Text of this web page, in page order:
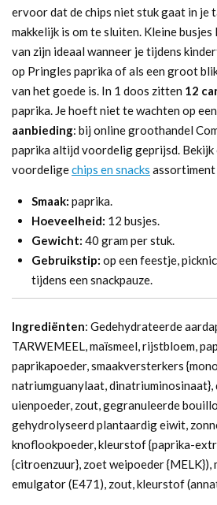
ervoor dat de chips niet stuk gaat in je
makkelijk is om te sluiten. Kleine
van zijn ideaal wanneer je tijdens
op Pringles paprika of als een groot
van het goede is. In 1 doos zitten 12
paprika. Je hoeft niet te wachten op
aanbieding: bij online groothandel
paprika altijd voordelig geprijsd. Bekijk
voordeligechips en snacks assortiment
Smaak: paprika.
Hoeveelheid: 12 busjes.
Gewicht: 40 gram per stuk.
Gebruikstip: op een feestje,
tijdens een snackpauze.
Ingrediënten: Gedehydrateerde
TARWEMEEL, maïsmeel, rijstbloem,
paprikapoeder, smaakversterkers
natriumguanylaat, dinatriuminosinaat},
uienpoeder, zout, gegranuleerde
gehydrolyseerd plantaardig eiwit,
knoflookpoeder, kleurstof {paprika-
{citroenzuur}, zoet weipoeder {MELK}),
emulgator (E471), zout, kleurstof